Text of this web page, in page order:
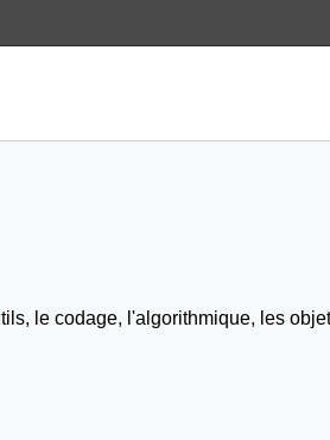
le codage, l'algorithmique, les